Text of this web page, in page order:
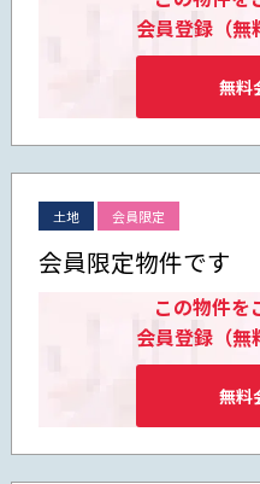
会員登録（無
無料
土地 会員限定
会員限定物件です
この物件を
会員登録（無
無料